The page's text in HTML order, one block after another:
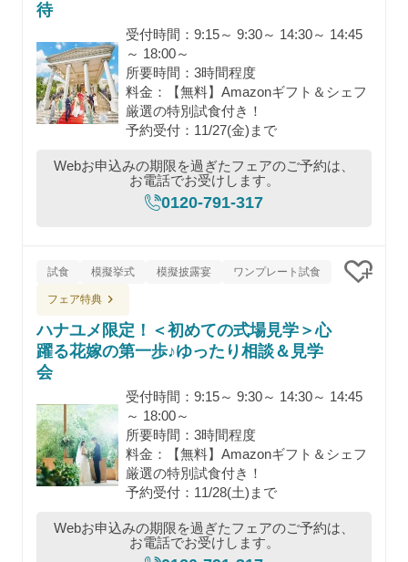
待
受付時間：9:15～ 9:30～ 14:30～ 14:45
～ 18:00～
所要時間：3時間程度
料金：【無料】Amazonギフト＆シェフ
厳選の特別試食付き！
予約受付：11/27(金)まで
Webお申込みの期限を過ぎたフェアのご予約は、
お電話でお受けします。
0120-791-317
試食 模擬挙式 模擬披露宴 ワンプレート試食
フェア特典
ハナユメ限定！＜初めての式場見学＞心
躍る花嫁の第一歩♪ゆったり相談＆見学
会
受付時間：9:15～ 9:30～ 14:30～ 14:45
～ 18:00～
所要時間：3時間程度
料金：【無料】Amazonギフト＆シェフ
厳選の特別試食付き！
予約受付：11/28(土)まで
Webお申込みの期限を過ぎたフェアのご予約は、
お電話でお受けします。